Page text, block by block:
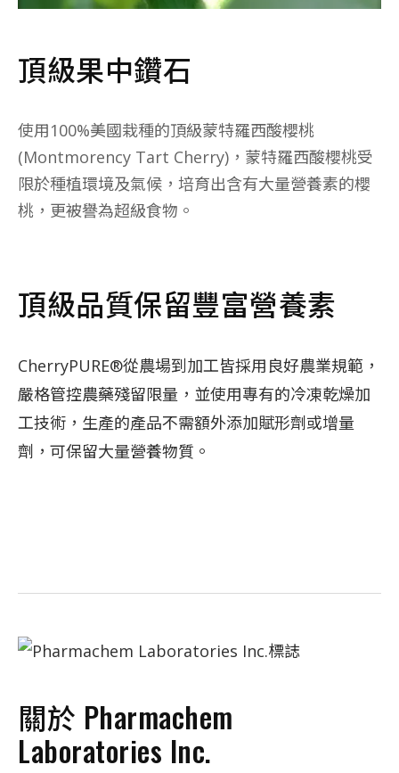
頂級果中鑽石
使用100%美國栽種的頂級蒙特羅西酸櫻桃
(Montmorency Tart Cherry)，蒙特羅西酸櫻桃受
限於種植環境及氣候，培育出含有大量營養素的櫻
桃，更被譽為超級食物。
頂級品質保留豐富營養素
CherryPURE®從農場到加工皆採用良好農業規範，
嚴格管控農藥殘留限量，並使用專有的冷凍乾燥加
工技術，生產的產品不需額外添加賦形劑或增量
劑，可保留大量營養物質。
關於 Pharmachem
Laboratories Inc.